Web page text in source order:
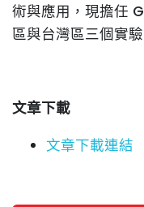
術與應用，現擔任
區與台灣區三個實
文章下載
文章下載連結